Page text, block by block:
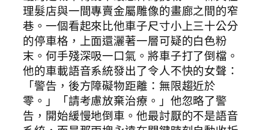
理髮店與一間專賣金屬雕像的畫廊之間的窄
巷。一個看起來比他車子尺寸小上三十公分
的停車格，上面還灑著一層可疑的白色粉
末。何手殘深吸一口氣。將車子打了倒檔。
他的車載語音系統發出了令人不快的女聲：
「警告，後方障礙物距離：無限趨近於
零。」「請考慮放棄治療。」他忽略了警
告，開始緩慢地倒車。他最討厭的不是語音